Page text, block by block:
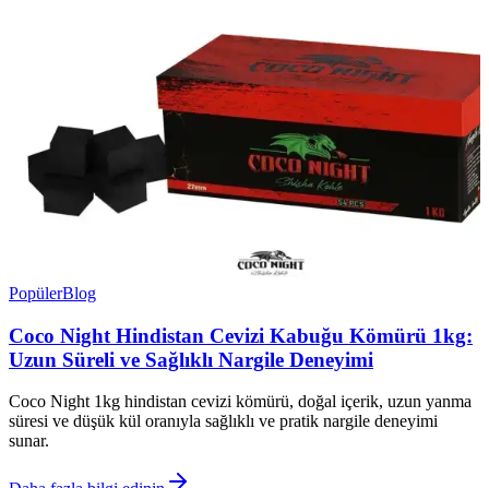
PopülerBlog
Coco Night Hindistan Cevizi Kabuğu Kömürü 1kg:
Uzun Süreli ve Sağlıklı Nargile Deneyimi
Coco Night 1kg hindistan cevizi kömürü, doğal içerik, uzun yanma
süresi ve düşük kül oranıyla sağlıklı ve pratik nargile deneyimi
sunar.